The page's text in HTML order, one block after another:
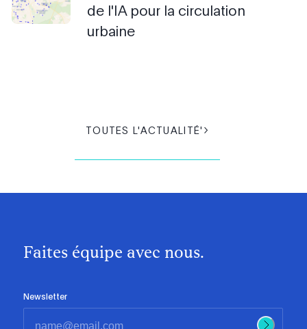
de l'IA pour la circulation
urbaine
TOUTES L'ACTUALITÉ'
Faites équipe avec nous.
Newsletter